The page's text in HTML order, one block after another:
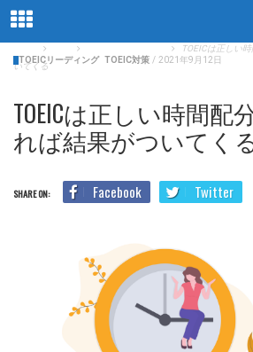
TOEICは正しい
いてくる
TOEICリーディング TOEIC対策 / 2021年9月12日
TOEICは正しい時間配
れば結果がついてく
SHARE ON: Facebook Twitter